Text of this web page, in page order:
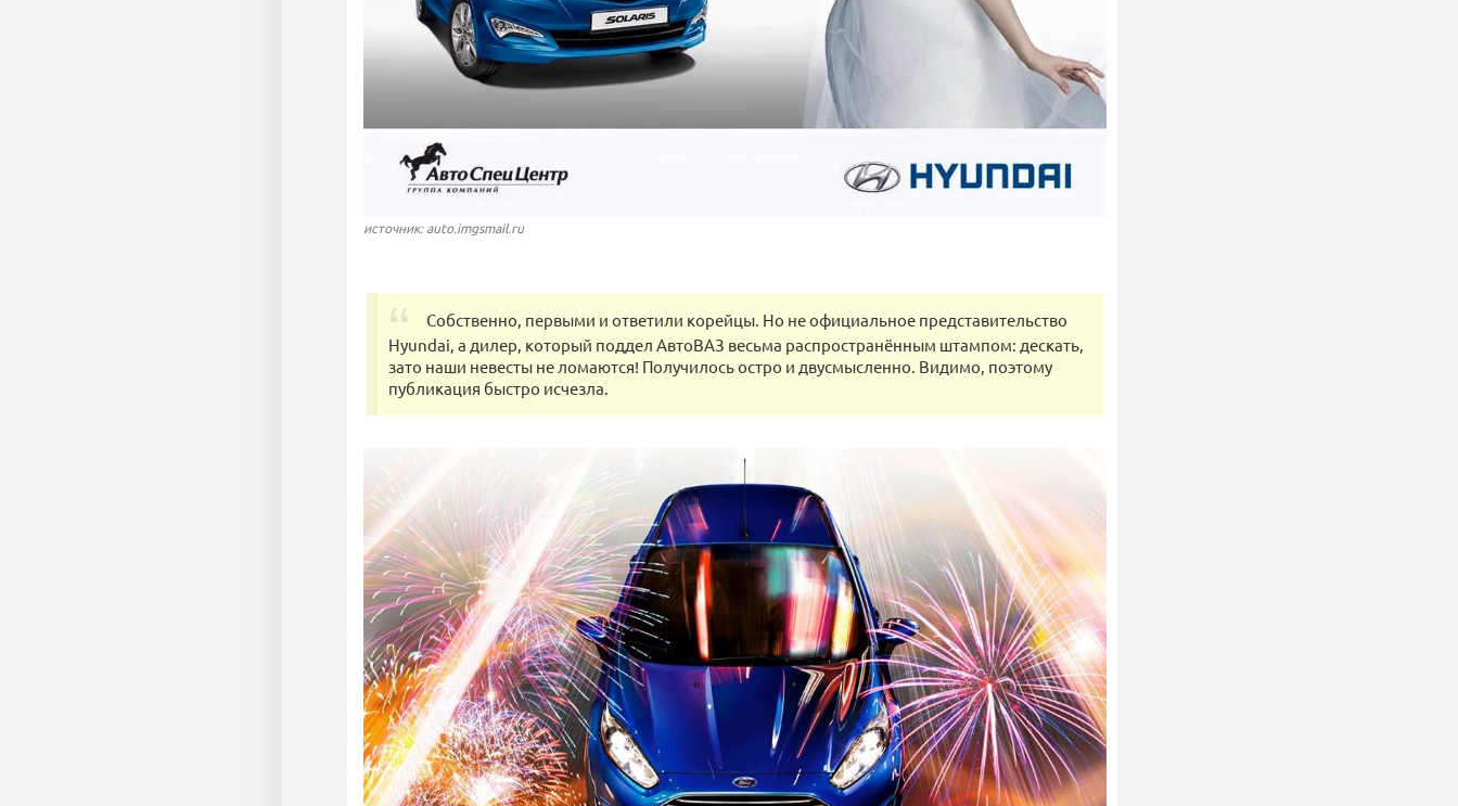
источник: auto.imgsmail.ru
Собственно, первыми и ответили корейцы. Но не официальное представительство
Hyundai, а дилер, который поддел АвтоВАЗ весьма распространённым штампом: дескать,
зато наши невесты не ломаются! Получилось остро и двусмысленно. Видимо, поэтому
публикация быстро исчезла.